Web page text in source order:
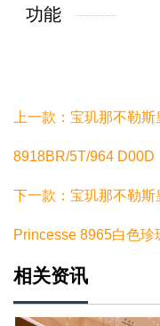
功能
上一款：宝玑那不勒
8918BR/5T/964 D00D
下一款：宝玑那不勒
Princesse 8965白色珍
相关资讯